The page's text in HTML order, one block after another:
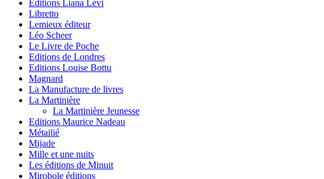
Editions Liana Levi
Libretto
Lemieux éditeur
Léo Scheer
Le Livre de Poche
Editions de Londres
Editions Louise Bottu
Magnard
La Manufacture de livres
La Martinière
La Martinière Jeunesse
Editions Maurice Nadeau
Métailié
Mijade
Mille et une nuits
Les éditions de Minuit
Mirobole éditions